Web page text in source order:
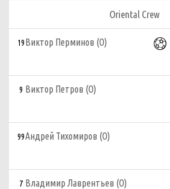
Oriental Crew
19Виктор Перминов (О)
9 Виктор Петров (О)
99Андрей Тихомиров (О)
7 Владимир Лаврентьев (О)